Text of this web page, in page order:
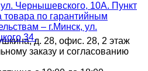
д. 28, офис. 28, 2 этаж
заказу и согласованию
Чернышевского, 10А. Пункт
товара по гарантийным
– г.Минск, ул.
34.